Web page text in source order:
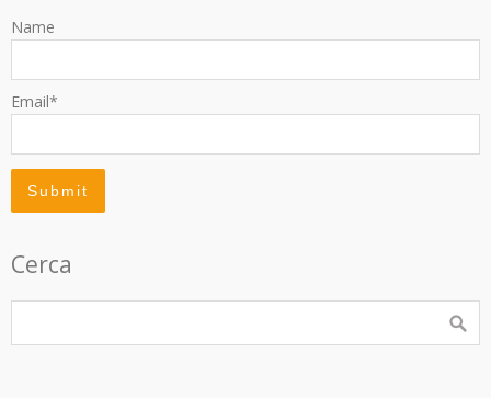
Name
Email*
Cerca